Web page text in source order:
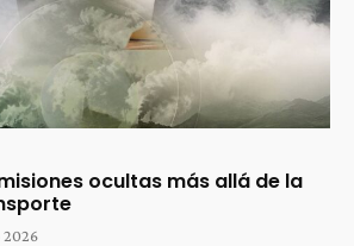
ocultas más allá de la
2026